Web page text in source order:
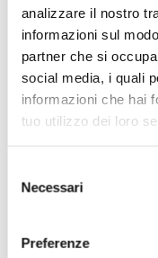
analizzare il nostro
informazioni sul
partner che si
social media, i quali
informazioni che hai
tuo utilizzo dei loro
delNecessari
Preferenze
Organizzazione
Macquarie Bank
Ha